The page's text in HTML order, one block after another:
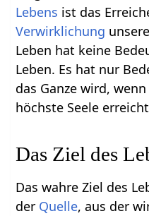
Lebens ist das
Verwirklichung
Leben hat keine
Leben. Es hat nur
das Ganze wird,
höchste Seele
Das Ziel des
Das wahre Ziel des
der Quelle, aus der